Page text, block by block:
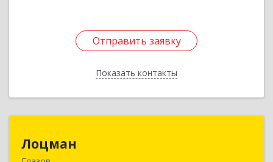
Отправить заявку
Показать контакты
Отправить заявку
Назад
Лоцман